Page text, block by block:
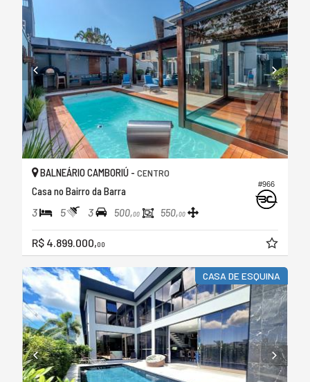
#966
BALNEÁRIO CAMBORIÚ - CENTRO
Casa no Bairro da Barra
3 5 3 500,00 550,00
R$ 4.899.000,00
CASA DE ESQUINA